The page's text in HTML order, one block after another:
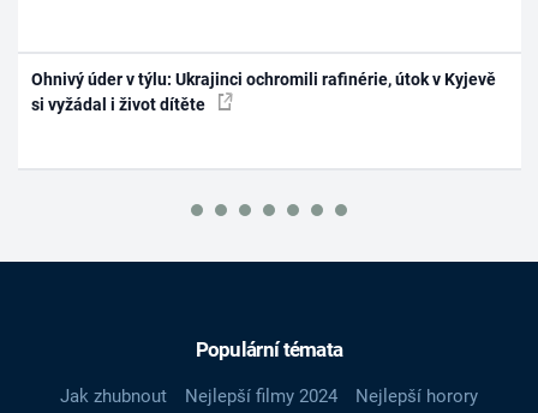
Ohnivý úder v týlu: Ukrajinci ochromili rafinérie, útok v Kyjevě
si vyžádal i život dítěte
Populární témata
Jak zhubnout Nejlepší filmy 2024
Nejlepší horory